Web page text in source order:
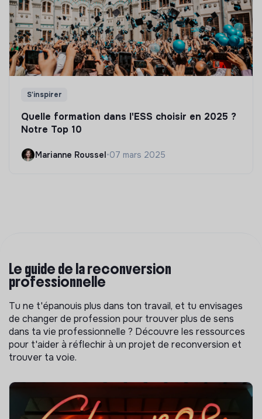
S'inspirer
Quelle formation dans l'ESS choisir en 2025 ?
Notre Top 10
Marianne Roussel•07 mars 2025
Le guide de la reconversion
professionnelle
Tu ne t'épanouis plus dans ton travail, et tu envisages
de changer de profession pour trouver plus de sens
dans ta vie professionnelle ? Découvre les ressources
pour t'aider à réflechir à un projet de reconversion et
trouver ta voie.